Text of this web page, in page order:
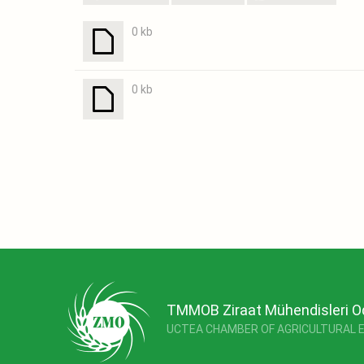
0 kb
0 kb
TMMOB Ziraat Mühendisleri
UCTEA CHAMBER OF AGRICULTURAL